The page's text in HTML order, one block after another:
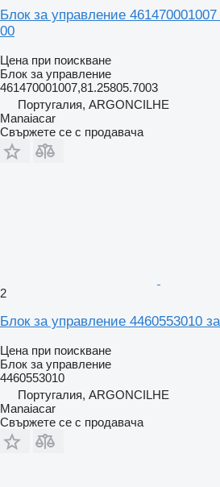
Блок за управление
00
Цена при поискване
Блок за управление
461470001007,81.25805.7003
Португалия, ARGONCILHE
Manaiacar
Свържете се с продавача
2
Блок за управление 4460553010
Цена при поискване
Блок за управление
4460553010
Португалия, ARGONCILHE
Manaiacar
Свържете се с продавача